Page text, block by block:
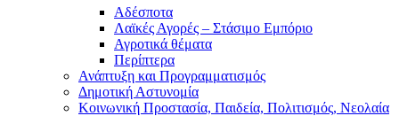
Αδέσποτα
Λαϊκές Αγορές – Στάσιμο Εμπόριο
Αγροτικά θέματα
Περίπτερα
Ανάπτυξη και Προγραμματισμός
Δημοτική Αστυνομία
Κοινωνική Προστασία, Παιδεία, Πολιτισμός, Νεολαία